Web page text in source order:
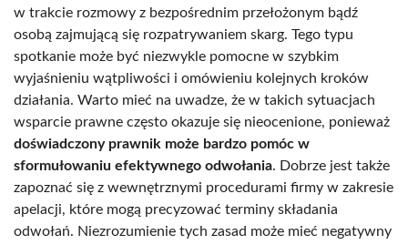
w trakcie rozmowy z bezpośrednim przełożonym bądź
osobą zajmującą się rozpatrywaniem skarg. Tego typu
spotkanie może być niezwykle pomocne w szybkim
wyjaśnieniu wątpliwości i omówieniu kolejnych kroków
działania. Warto mieć na uwadze, że w takich sytuacjach
wsparcie prawne często okazuje się nieocenione, ponieważ
doświadczony prawnik może bardzo pomóc w
sformułowaniu efektywnego odwołania. Dobrze jest także
zapoznać się z wewnętrznymi procedurami firmy w zakresie
apelacji, które mogą precyzować terminy składania
odwołań. Niezrozumienie tych zasad może mieć negatywny